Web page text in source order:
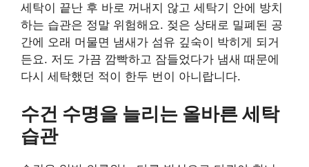
세탁이 끝난 후 바로 꺼내지 않고 세탁기 안에 방치
하는 습관은 정말 위험해요. 젖은 상태로 밀폐된 공
간에 오래 머물면 냄새가 섬유 깊숙이 박히게 되거
든요. 저도 가끔 깜빡하고 잠들었다가 냄새 때문에
다시 세탁했던 적이 한두 번이 아니랍니다.
수건 수명을 늘리는 올바른 세탁
습관